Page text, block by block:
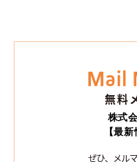
Mail
無料
株式
【最
ぜひ、メル